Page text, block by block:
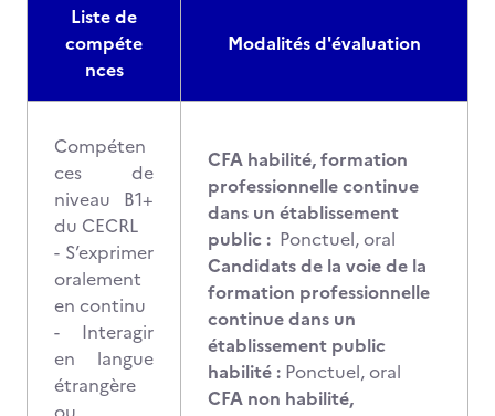
Liste de
compéte
nces
Modalités d'évaluation
Compéten
ces de
niveau B1+
du CECRL
- S’exprimer
oralement
en continu
- Interagir
en langue
étrangère
CFA habilité, formation
professionnelle continue
dans un établissement
public : Ponctuel, oral
Candidats de la voie de la
formation professionnelle
continue dans un
établissement public
habilité : Ponctuel, oral
CFA non habilité,